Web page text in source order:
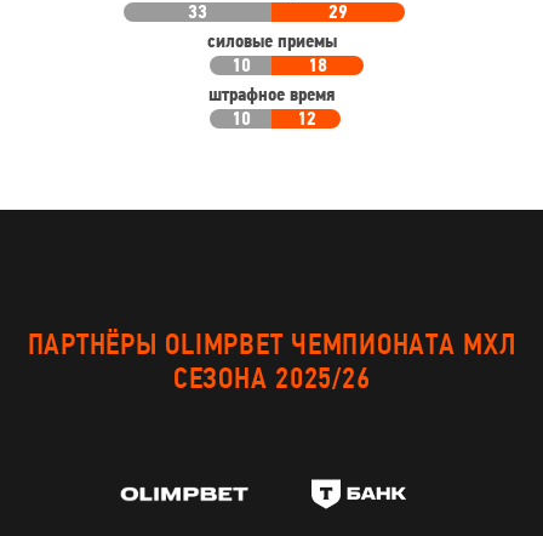
33
29
силовые приемы
10
18
штрафное время
10
12
ПАРТНЁРЫ OLIMPBET ЧЕМПИОНАТА МХЛ
СЕЗОНА 2025/26